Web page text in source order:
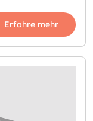
Erfahre mehr